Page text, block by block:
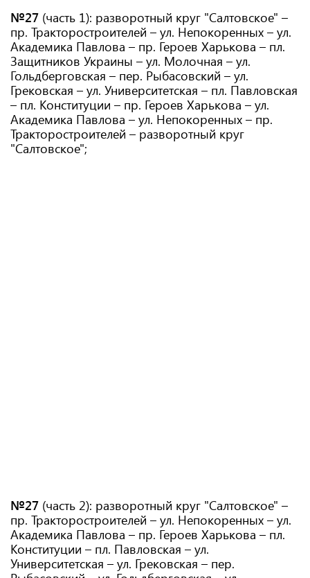
№27 (часть 1): разворотный круг "Салтовское" –
пр. Тракторостроителей – ул. Непокоренных – ул.
Академика Павлова – пр. Героев Харькова – пл.
Защитников Украины – ул. Молочная – ул.
Гольдберговская – пер. Рыбасовский – ул.
Грековская – ул. Университетская – пл. Павловская
– пл. Конституции – пр. Героев Харькова – ул.
Академика Павлова – ул. Непокоренных – пр.
Тракторостроителей – разворотный круг
"Салтовское";
№27 (часть 2): разворотный круг "Салтовское" –
пр. Тракторостроителей – ул. Непокоренных – ул.
Академика Павлова – пр. Героев Харькова – пл.
Конституции – пл. Павловская – ул.
Университетская – ул. Грековская – пер.